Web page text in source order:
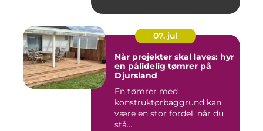
07. jul
Når projekter skal laves: hyr
en pålidelig tømrer på
Djursland
En tømrer med
konstruktørbaggrund kan
være en stor fordel, når du
stå...